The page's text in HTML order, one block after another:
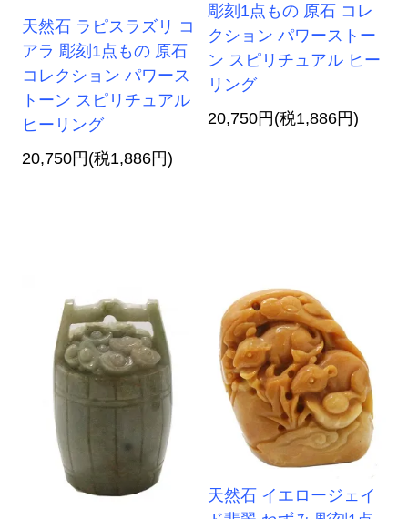
天然石 ラピスラズリ コ
アラ 彫刻1点もの 原石
コレクション パワース
トーン スピリチュアル
ヒーリング
20,750円(税1,886円)
彫刻1点もの 原石 コレ
クション パワーストー
ン スピリチュアル ヒー
リング
20,750円(税1,886円)
天然石 イエロージェイ